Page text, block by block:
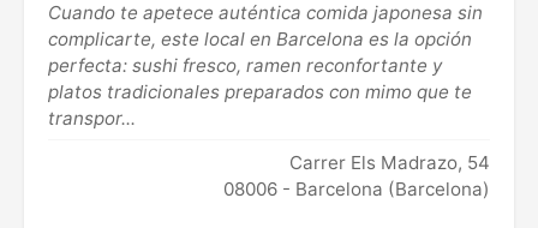
Cuando te apetece auténtica comida japonesa sin
complicarte, este local en Barcelona es la opción
perfecta: sushi fresco, ramen reconfortante y
platos tradicionales preparados con mimo que te
transpor...
Carrer Els Madrazo, 54
08006 - Barcelona (Barcelona)